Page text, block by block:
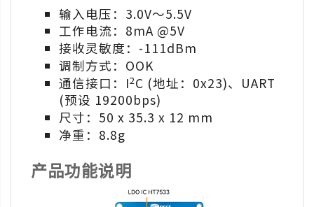
输入电压：3.0V～5.5V
工作电流：8mA @5V
接收灵敏度：-111dBm
调制方式：OOK
通信接口：I2C (地址：0x23)、UART
(预设 19200bps)
尺寸：50 x 35.3 x 12 mm
净重：8.8g
产品功能说明